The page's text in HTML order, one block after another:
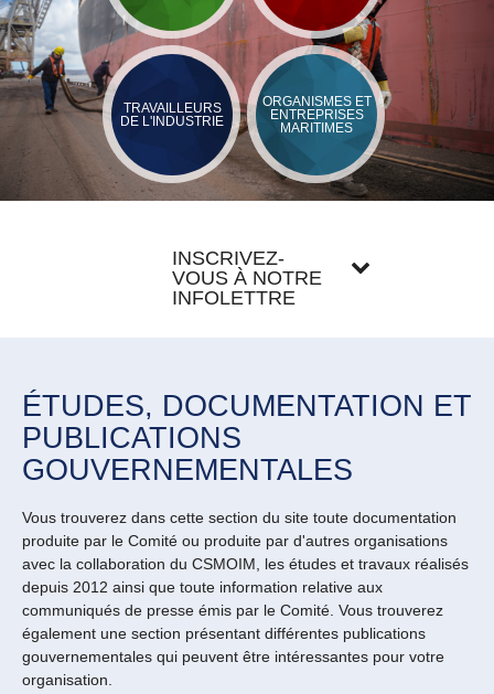
TRAVAILLEURS
DE L'INDUSTRIE
ORGANISMES ET
ENTREPRISES
MARITIMES
INSCRIVEZ-
VOUS À NOTRE
INFOLETTRE
ÉTUDES, DOCUMENTATION ET
PUBLICATIONS
GOUVERNEMENTALES
Vous trouverez dans cette section du site toute documentation
produite par le Comité ou produite par d'autres organisations
avec la collaboration du CSMOIM, les études et travaux réalisés
depuis 2012 ainsi que toute information relative aux
communiqués de presse émis par le Comité. Vous trouverez
également une section présentant différentes publications
gouvernementales qui peuvent être intéressantes pour votre
organisation.